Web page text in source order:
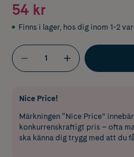
54 kr
Finns i lager, hos dig inom 1-2
Nice Price!
Märkningen “Nice Price”
konkurrenskraftigt pris – ofta
ska känna dig trygg med att du